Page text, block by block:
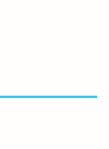
方改革